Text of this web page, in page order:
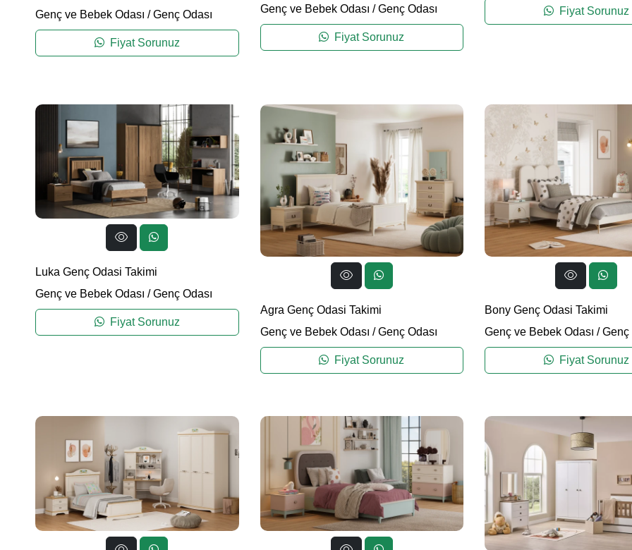
Genç ve Bebek Odası /Genç Odası
Fiyat Sorunuz
Genç ve Bebek Odası /Genç Odası
Fiyat Sorunuz
Fiyat Sorunuz
Luka Genç Odasi Takimi
Genç ve Bebek Odası /Genç Odası
Fiyat Sorunuz
Agra Genç Odasi Takimi
Genç ve Bebek Odası /Genç Odası
Fiyat Sorunuz
Bony Genç Odasi Takimi
Genç ve Bebek Odası /Genç
Fiyat Sorunuz